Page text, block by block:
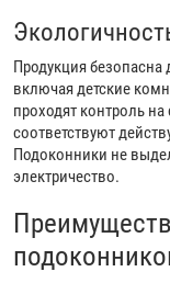
Продукция
включая детские
проходят контроль
соответствуют
Подоконники не
электричество.